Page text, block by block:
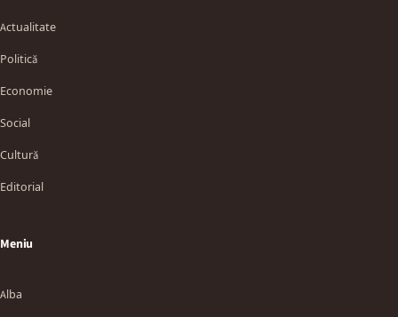
Actualitate
Politică
Economie
Social
Cultură
Editorial
Meniu
Alba